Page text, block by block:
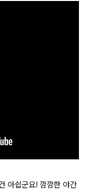
아쉽군요! 깜깜한 야간